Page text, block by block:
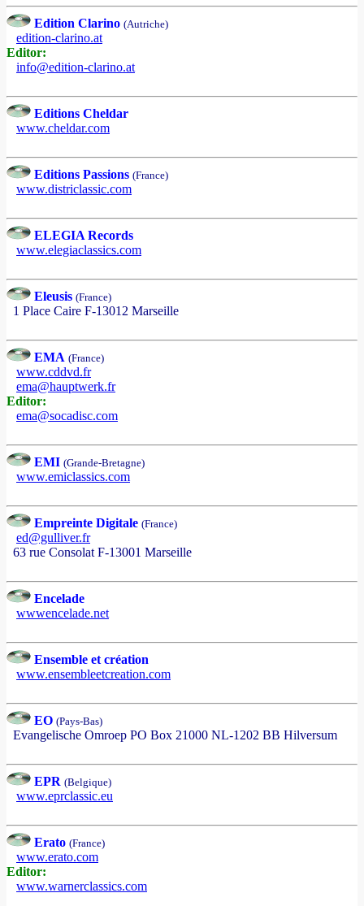
Edition Clarino (Autriche)
edition-clarino.at
Editor:
info@edition-clarino.at
Editions Cheldar
www.cheldar.com
Editions Passions (France)
www.districlassic.com
ELEGIA Records
www.elegiaclassics.com
Eleusis (France)
1 Place Caire F-13012 Marseille
EMA (France)
www.cddvd.fr
ema@hauptwerk.fr
Editor:
ema@socadisc.com
EMI (Grande-Bretagne)
www.emiclassics.com
Empreinte Digitale (France)
ed@gulliver.fr
63 rue Consolat F-13001 Marseille
Encelade
wwwencelade.net
Ensemble et création
www.ensembleetcreation.com
EO (Pays-Bas)
Evangelische Omroep PO Box 21000 NL-1202 BB Hilversum
EPR (Belgique)
www.eprclassic.eu
Erato (France)
www.erato.com
Editor:
www.warnerclassics.com